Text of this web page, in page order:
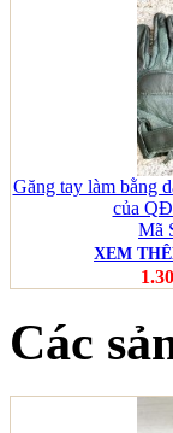
Găng tay làm bằng
của
Mã
XEM
Các